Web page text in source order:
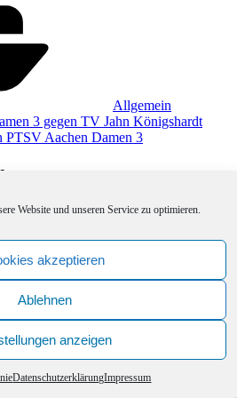
Website und unseren Service zu optimieren.
akzeptieren
Ablehnen
anzeigen
DatenschutzerklärungImpressum
Allgemein
3 gegen TV Jahn Königshardt
PTSV Aachen Damen 3
nicht veröffentlicht. Erforderliche